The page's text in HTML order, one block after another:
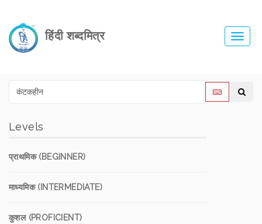
हिंदी शब्दमित्र
Levels
प्राथमिक (BEGINNER)
माध्यमिक (INTERMEDIATE)
कुशल (PROFICIENT)